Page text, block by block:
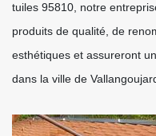
tuiles 95810, notre
produits de qualité, de
esthétiques et assureront
dans la ville de